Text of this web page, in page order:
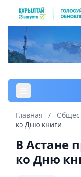
Главная /
ко Дню книги
В Астане
ко Дню